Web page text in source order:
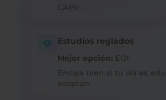
CAPV.
Estudios reglados
Mejor opción: EOI
Encaja bien si tu vía es
aceptan.